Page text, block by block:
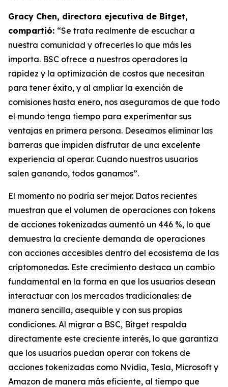
Gracy Chen, directora ejecutiva de Bitget,
compartió: “Se trata realmente de escuchar a
nuestra comunidad y ofrecerles lo que más les
importa. BSC ofrece a nuestros operadores la
rapidez y la optimización de costos que necesitan
para tener éxito, y al ampliar la exención de
comisiones hasta enero, nos aseguramos de que todo
el mundo tenga tiempo para experimentar sus
ventajas en primera persona. Deseamos eliminar las
barreras que impiden disfrutar de una excelente
experiencia al operar. Cuando nuestros usuarios
salen ganando, todos ganamos”.
El momento no podría ser mejor. Datos recientes
muestran que el volumen de operaciones con tokens
de acciones tokenizadas aumentó un 446 %, lo que
demuestra la creciente demanda de operaciones
con acciones accesibles dentro del ecosistema de las
criptomonedas. Este crecimiento destaca un cambio
fundamental en la forma en que los usuarios desean
interactuar con los mercados tradicionales: de
manera sencilla, asequible y con sus propias
condiciones. Al migrar a BSC, Bitget respalda
directamente este creciente interés, lo que garantiza
que los usuarios puedan operar con tokens de
acciones tokenizadas como Nvidia, Tesla, Microsoft y
Amazon de manera más eficiente, al tiempo que